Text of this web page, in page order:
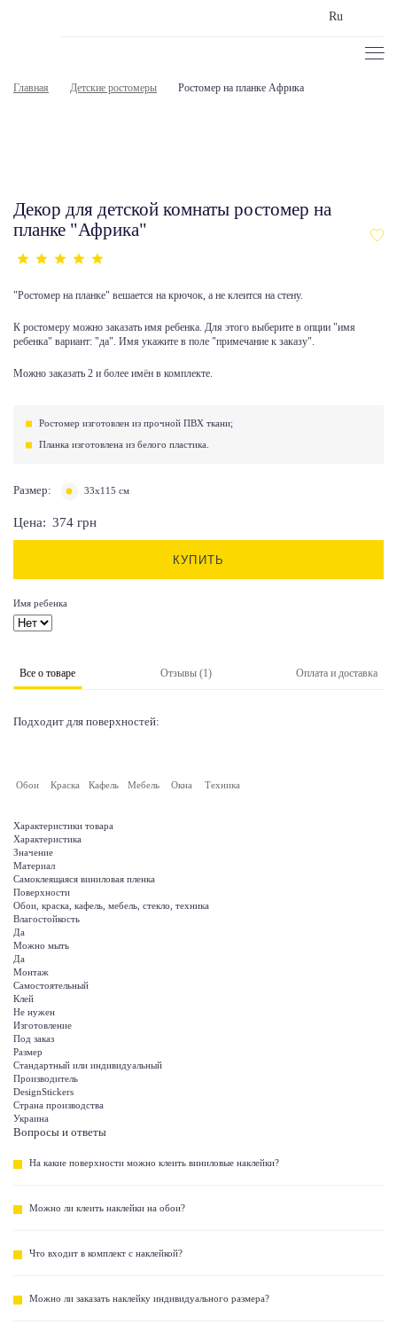
Ru
Главная Детские ростомеры Ростомер на планке Африка
Декор для детской комнаты ростомер на
планке "Африка"
"Ростомер на планке" вешается на крючок, а не клеится на стену.
К ростомеру можно заказать имя ребенка. Для этого выберите в опции "имя
ребенка" вариант: "да". Имя укажите в поле "примечание к заказу".
Можно заказать 2 и более имён в комплекте.
Ростомер изготовлен из прочной ПВХ ткани;
Планка изготовлена из белого пластика.
Размер: 33х115 см
Цена: 374 грн
КУПИТЬ
Имя ребенка
Все о товаре Отзывы (1) Оплата и доставка
Подходит для поверхностей:
Обои Краска Кафель Мебель Окна Техника
Характеристики товара
Характеристика
Значение
Материал
Самоклеящаяся виниловая пленка
Поверхности
Обои, краска, кафель, мебель, стекло, техника
Влагостойкость
Да
Можно мыть
Да
Монтаж
Самостоятельный
Клей
Не нужен
Изготовление
Под заказ
Размер
Стандартный или индивидуальный
Производитель
DesignStickers
Страна производства
Украина
Вопросы и ответы
На какие поверхности можно клеить виниловые наклейки?
Можно ли клеить наклейки на обои?
Что входит в комплект с наклейкой?
Можно ли заказать наклейку индивидуального размера?